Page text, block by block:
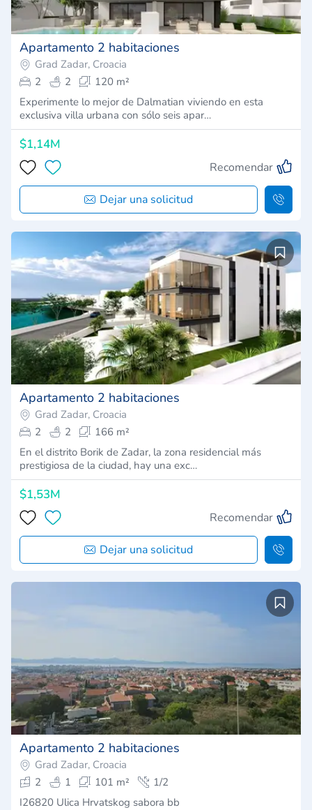
Apartamento 2 habitaciones
Grad Zadar, Croacia
2
2
120 m²
Experimente lo mejor de Dalmatian viviendo en esta
exclusiva villa urbana con sólo seis apar…
$1,14M
Recomendar
Dejar una solicitud
Apartamento 2 habitaciones
Grad Zadar, Croacia
2
2
166 m²
En el distrito Borik de Zadar, la zona residencial más
prestigiosa de la ciudad, hay una exc…
$1,53M
Recomendar
Dejar una solicitud
Apartamento 2 habitaciones
Grad Zadar, Croacia
2
1 101 m²
1/2
I26820 Ulica Hrvatskog sabora bb